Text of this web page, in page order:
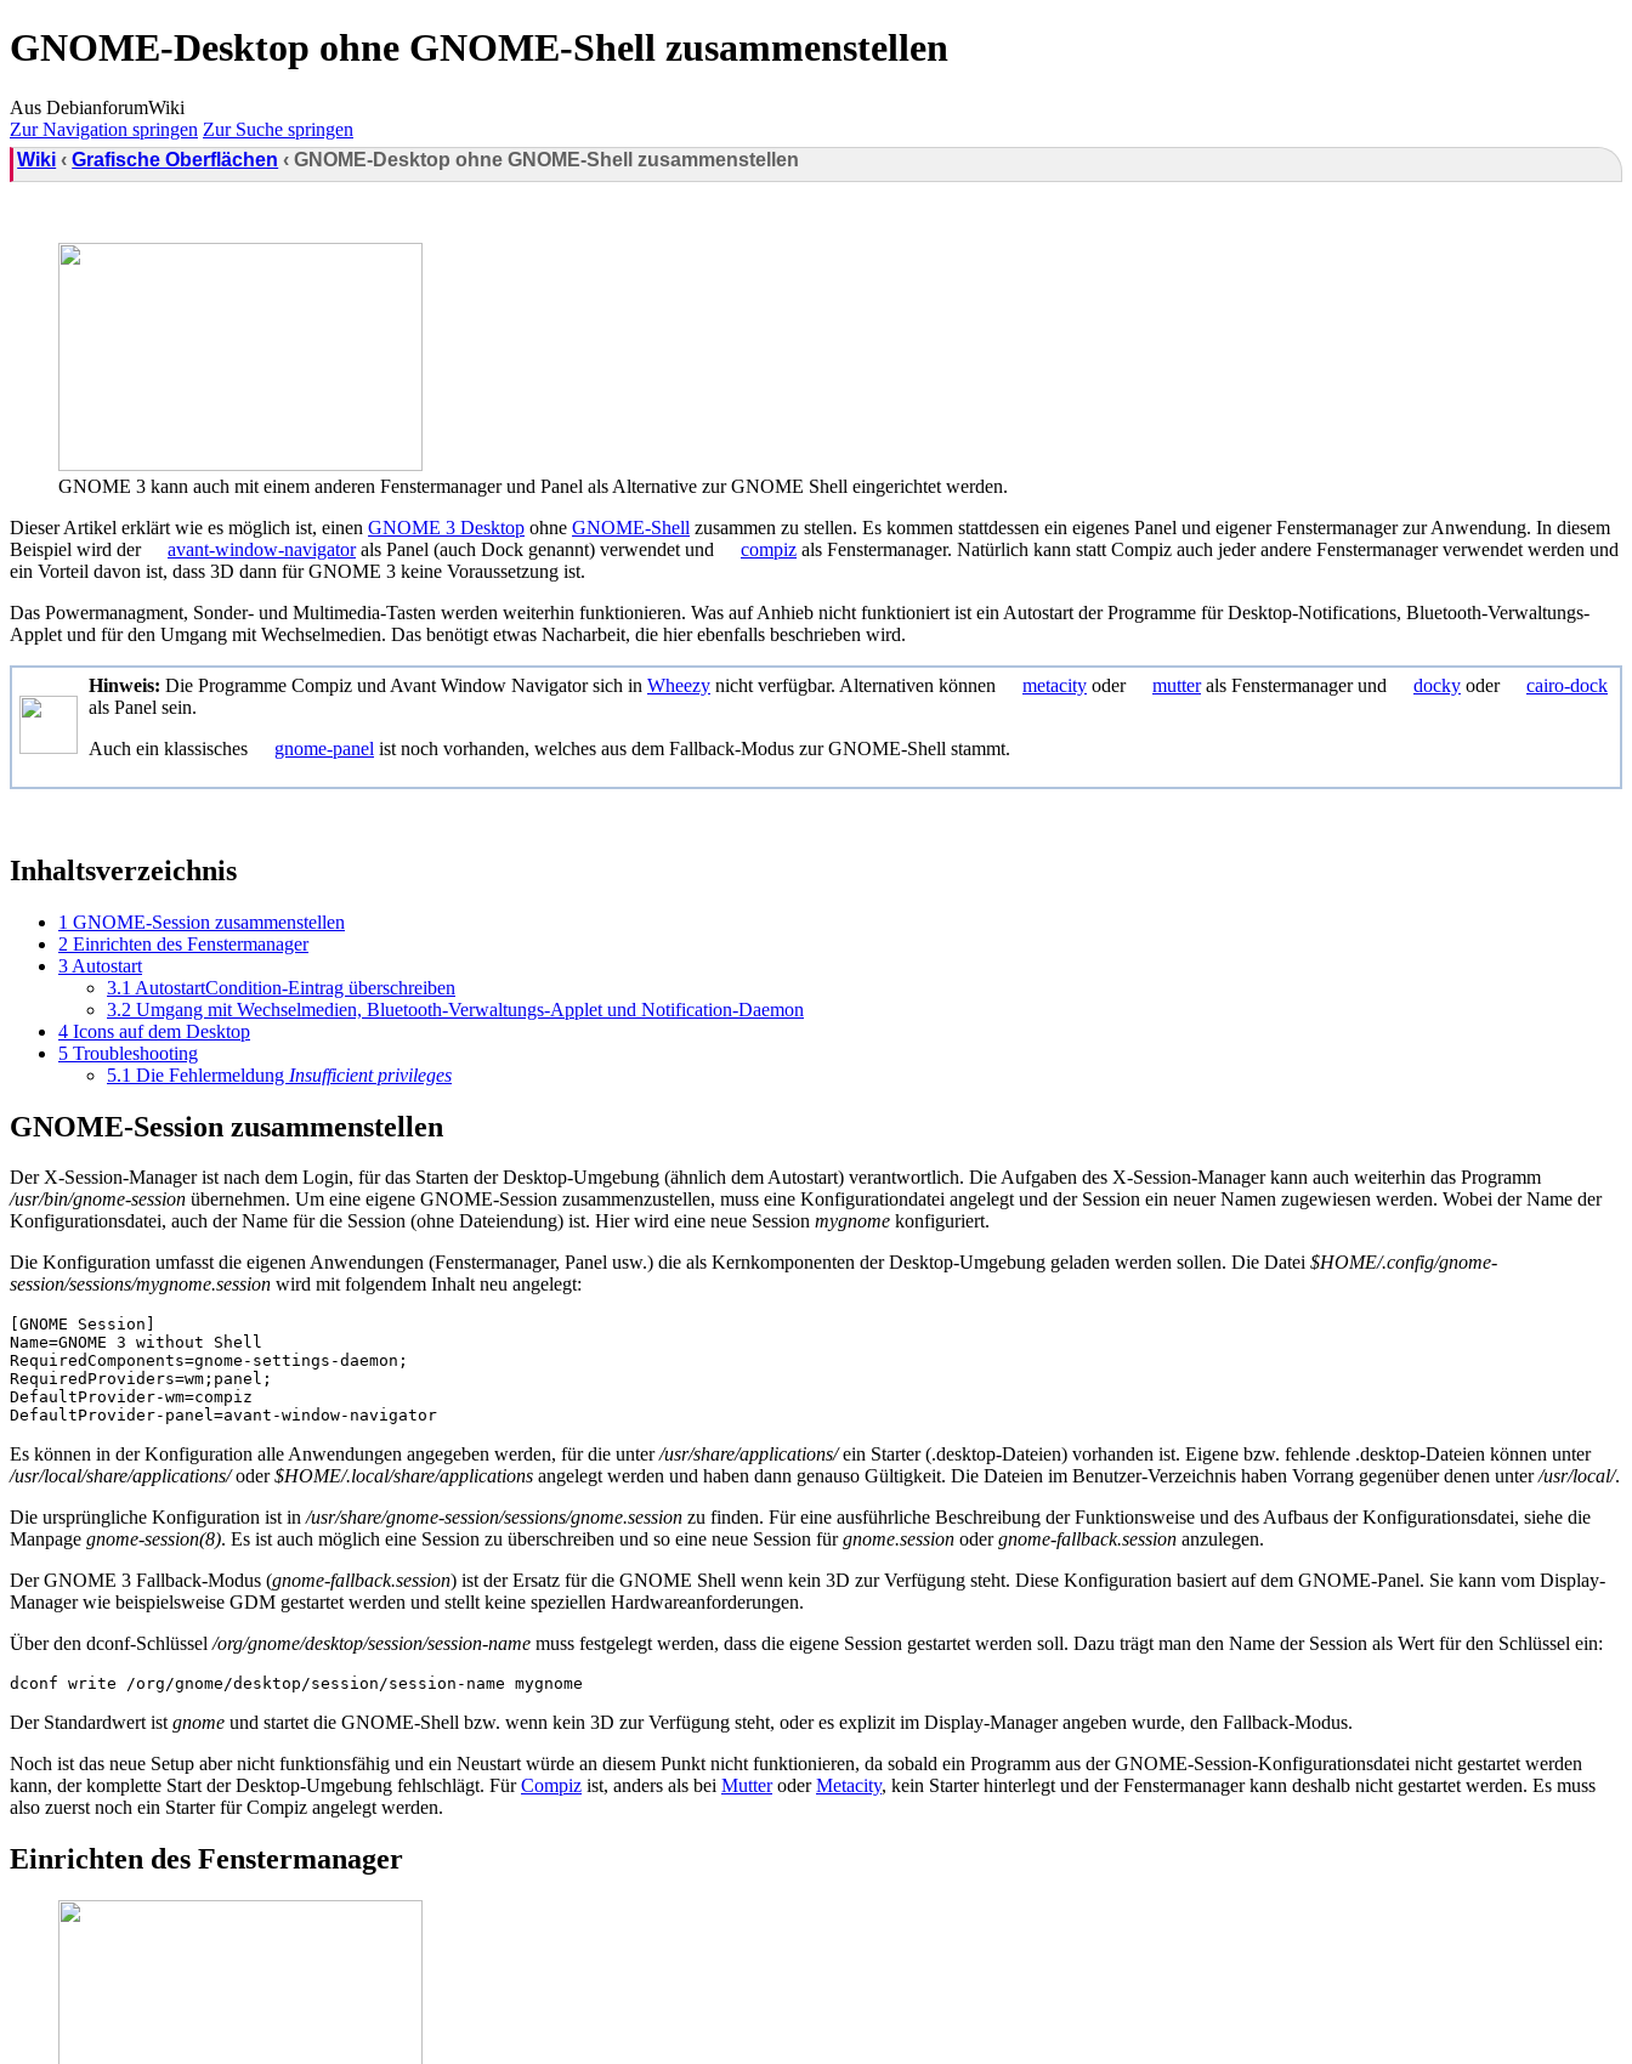
GNOME-Desktop ohne GNOME-Shell zusammenstellen
Aus DebianforumWiki
Zur Navigation springen Zur Suche springen
Wiki ‹Grafische Oberflächen ‹ GNOME-Desktop ohne GNOME-Shell zusammenstellen
GNOME 3 kann auch mit einem anderen Fenstermanager und Panel als Alternative zur GNOME Shell eingerichtet werden.
Dieser Artikel erklärt wie es möglich ist, einen GNOME 3 Desktop ohne GNOME-Shell zusammen zu stellen. Es kommen stattdessen ein eigenes Panel und eigener Fenstermanager zur Anwendung. In diesem
Beispiel wird der
avant-window-navigatorals Panel (auch Dock genannt) verwendet und compiz als Fenstermanager. Natürlich kann statt Compiz auch jeder andere Fenstermanager verwendet werden und
ein Vorteil davon ist, dass 3D dann für GNOME 3 keine Voraussetzung ist.
Das Powermanagment, Sonder- und Multimedia-Tasten werden weiterhin funktionieren. Was auf Anhieb nicht funktioniert ist ein Autostart der Programme für Desktop-Notifications, Bluetooth-Verwaltungs-
Applet und für den Umgang mit Wechselmedien. Das benötigt etwas Nacharbeit, die hier ebenfalls beschrieben wird.
Hinweis: Die Programme Compiz und Avant Window Navigator sich in Wheezy nicht verfügbar. Alternativen können metacity oder mutterals Fenstermanager und docky oder
cairo-dock
als Panel sein.
Auch ein klassisches
gnome-panel ist noch vorhanden, welches aus dem Fallback-Modus zur GNOME-Shell stammt.
Inhaltsverzeichnis
1 GNOME-Session zusammenstellen
2 Einrichten des Fenstermanager
3 Autostart
3.1 AutostartCondition-Eintrag überschreiben
3.2 Umgang mit Wechselmedien, Bluetooth-Verwaltungs-Applet und Notification-Daemon
4 Icons auf dem Desktop
5 Troubleshooting
5.1 Die Fehlermeldung Insufficient privileges
GNOME-Session zusammenstellen
Der X-Session-Manager ist nach dem Login, für das Starten der Desktop-Umgebung (ähnlich dem Autostart) verantwortlich. Die Aufgaben des X-Session-Manager kann auch weiterhin das Programm
/usr/bin/gnome-session übernehmen. Um eine eigene GNOME-Session zusammenzustellen, muss eine Konfigurationdatei angelegt und der Session ein neuer Namen zugewiesen werden. Wobei der Name der
Konfigurationsdatei, auch der Name für die Session (ohne Dateiendung) ist. Hier wird eine neue Session mygnome konfiguriert.
Die Konfiguration umfasst die eigenen Anwendungen (Fenstermanager, Panel usw.) die als Kernkomponenten der Desktop-Umgebung geladen werden sollen. Die Datei $HOME/.config/gnome-
session/sessions/mygnome.session wird mit folgendem Inhalt neu angelegt:
[GNOME Session]
Name=GNOME 3 without Shell
RequiredComponents=gnome-settings-daemon ;
RequiredProviders=wm ;panel;
DefaultProvider-wm=compiz
DefaultProvider-panel=avant-window-navigator
Es können in der Konfiguration alle Anwendungen angegeben werden, für die unter/usr/share/applications/ein Starter (.desktop-Dateien) vorhanden ist. Eigene bzw. fehlende .desktop-Dateien können unter
/usr/local/share/applications/oder$HOME/.local/share/applications angelegt werden und haben dann genauso Gültigkeit. Die Dateien im Benutzer-Verzeichnis haben Vorrang gegenüber denen unter/usr/local/.
Die ursprüngliche Konfiguration ist in/usr/share/gnome-session/sessions/gnome.session zu finden. Für eine ausführliche Beschreibung der Funktionsweise und des Aufbaus der Konfigurationsdatei, siehe die
Manpage gnome-session(8). Es ist auch möglich eine Session zu überschreiben und so eine neue Session fürgnome.session odergnome-fallback.session anzulegen.
Der GNOME 3 Fallback-Modus (gnome-fallback.session) ist der Ersatz für die GNOME Shell wenn kein 3D zur Verfügung steht. Diese Konfiguration basiert auf dem GNOME-Panel. Sie kann vom Display-
Manager wie beispielsweise GDM gestartet werden und stellt keine speziellen Hardwareanforderungen.
Über den dconf-Schlüssel/org/gnome/desktop/session/session-name muss festgelegt werden, dass die eigene Session gestartet werden soll. Dazu trägt man den Name der Session als Wert für den Schlüssel ein:
dconf write /org/gnome/desktop/session/session-name
Der Standardwert istgnome und startet die GNOME-Shell bzw. wenn kein 3D zur Verfügung steht, oder es explizit im Display-Manager angeben wurde, den Fallback-Modus.
Noch ist das neue Setup aber nicht funktionsfähig und ein Neustart würde an diesem Punkt nicht funktionieren, da sobald ein Programm aus der GNOME-Session-Konfigurationsdatei nicht gestartet werden
kann, der komplette Start der Desktop-Umgebung fehlschlägt. FürCompiz ist, anders als bei MutteroderMetacity, kein Starter hinterlegt und der Fenstermanager kann deshalb nicht gestartet werden. Es muss
also zuerst noch ein Starter für Compiz angelegt werden.
Einrichten des Fenstermanager